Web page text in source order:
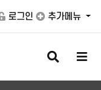
로그인 추가메뉴
검
색
버
메
버